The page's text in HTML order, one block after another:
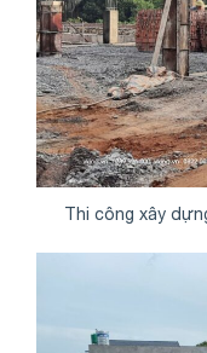
Thi công xây